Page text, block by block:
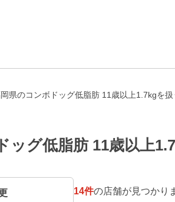
県のコンボドッグ低脂肪 11歳以上1.7kgを
ッグ低脂肪 11歳以上
14件の店舗が見つかり